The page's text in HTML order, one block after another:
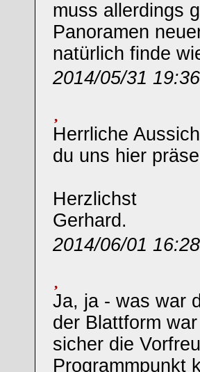
muss allerdings
Panoramen
natürlich finde
2014/05/31
Herrliche
du uns hier
Herzlichst
Gerhard.
2014/06/01
Ja, ja - was war
der Blattform
sicher die
Programmpunkt